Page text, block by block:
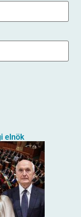
elnök